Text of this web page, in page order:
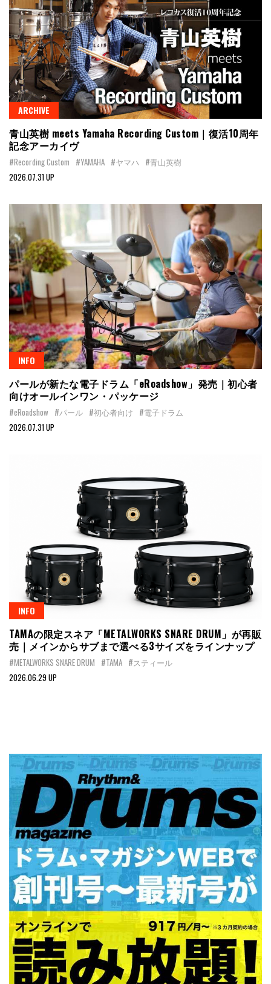
ARCHIVE
青山英樹 meets Yamaha Recording Custom｜復活10周年
記念アーカイヴ
#Recording Custom #YAMAHA #ヤマハ #青山英樹
2026.07.31 UP
INFO
パールが新たな電子ドラム「eRoadshow」発売｜初心者
向けオールインワン・パッケージ
#eRoadshow #パール #初心者向け #電子ドラム
2026.07.31 UP
INFO
TAMAの限定スネア「METALWORKS SNARE DRUM」が再販
売｜メインからサブまで選べる3サイズをラインナップ
#METALWORKS SNARE DRUM #TAMA #スティール
2026.06.29 UP